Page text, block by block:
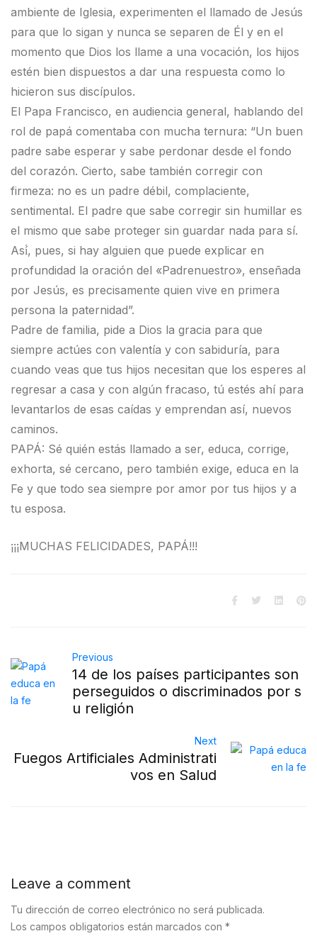
ambiente de Iglesia, experimenten el llamado de Jesús
para que lo sigan y nunca se separen de Él y en el
momento que Dios los llame a una vocación, los hijos
estén bien dispuestos a dar una respuesta como lo
hicieron sus discípulos.
El Papa Francisco, en audiencia general, hablando del
rol de papá comentaba con mucha ternura: “Un buen
padre sabe esperar y sabe perdonar desde el fondo
del corazón. Cierto, sabe también corregir con
firmeza: no es un padre débil, complaciente,
sentimental. El padre que sabe corregir sin humillar es
el mismo que sabe proteger sin guardar nada para sí.
Así́, pues, si hay alguien que puede explicar en
profundidad la oración del «Padrenuestro», enseñada
por Jesús, es precisamente quien vive en primera
persona la paternidad”.
Padre de familia, pide a Dios la gracia para que
siempre actúes con valentía y con sabiduría, para
cuando veas que tus hijos necesitan que los esperes al
regresar a casa y con algún fracaso, tú estés ahí para
levantarlos de esas caídas y emprendan así, nuevos
caminos.
PAPÁ: Sé quién estás llamado a ser, educa, corrige,
exhorta, sé cercano, pero también exige, educa en la
Fe y que todo sea siempre por amor por tus hijos y a
tu esposa.
¡¡¡MUCHAS FELICIDADES, PAPÁ!!!
Previous
14 de los países participantes son
perseguidos o discriminados por s
u religión
Next
Fuegos Artificiales Administrati
vos en Salud
Leave a comment
Tu dirección de correo electrónico no será publicada.
Los campos obligatorios están marcados con *